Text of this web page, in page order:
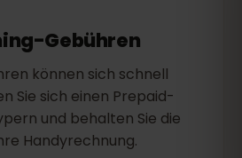
Gebühren
können sich schnell
Sie sich einen Prepaid-
und behalten Sie die
Handyrechnung.